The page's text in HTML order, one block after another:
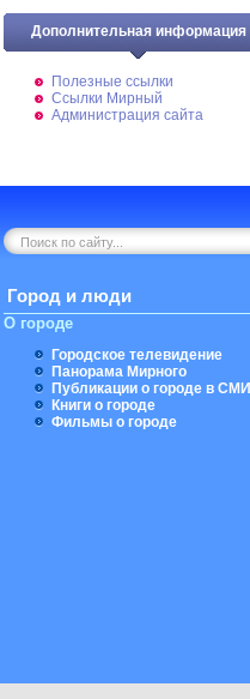
Дополнительная информация
Полезные ссылки
Ссылки Мирный
Администрация сайта
Город и люди
О городе
Городское телевидение
Панорама Мирного
Публикации о городе в СМИ
Книги о городе
Фильмы о городе